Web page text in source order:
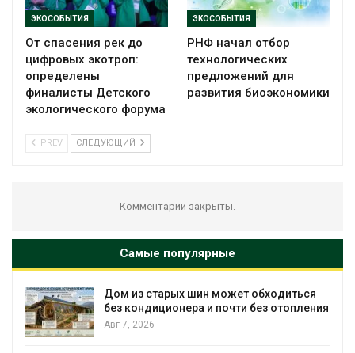
ЭКОСОБЫТИЯ
От спасения рек до
цифровых экотроп:
определены
финалисты Детского
экологического форума
ЭКОСОБЫТИЯ
РНФ начал отбор
технологических
предложений для
развития биоэкономики
PREV СЛЕДУЮЩИЙ
Комментарии закрыты.
Самые популярные
обходиться
без отопления
Названы ведущие
России по итогам 2025 года